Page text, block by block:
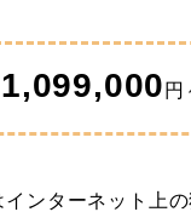
1,099,000 円
ンターネット上